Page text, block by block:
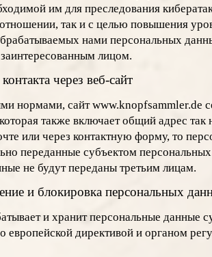
им для преследования
отношении, так и с целью повышения
нами персональных
лицом.
через веб-сайт
нормами, сайт www.knopfsammler.de
также включает общий адрес
или через контактную форму, то
переданные субъектом
не будут переданы третьим лицам.
и блокировка персональных
и хранит персональные данные
европейской директивой и органом